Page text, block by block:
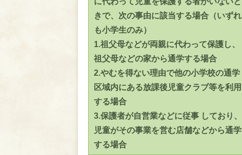
きで、次の事由に該当する場合（いずれ
も小学生のみ）
1.祖父母などが両親に代わって保護し、
祖父母などの家から通学する場合
2.やむを得ない理由で他の小学校の通学
区域内にある放課後児童クラブ等を利用
する場合
3.保護者が自営業などに従事 しており、
児童がその事業を営む店舗などから通学
する場合